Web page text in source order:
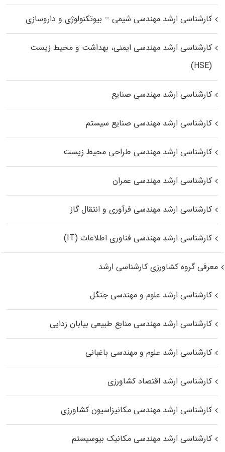
کارشناسی ارشد مهندسی شیمی – بیوتکنولوژی و داروسازی
کارشناسی ارشد مهندسی ایمنی، بهداشت و محیط زیست
(HSE)
کارشناسی ارشد مهندسی صنایع
کارشناسی ارشد مهندسی صنایع سیستم
کارشناسی ارشد مهندسی طراحی محیط زیست
کارشناسی ارشد مهندسی عمران
کارشناسی ارشد مهندسی فرآوری و انتقال گاز
کارشناسی ارشد مهندسی فناوری اطلاعات (IT)
معرفی گروه کشاورزی کارشناسی ارشد
کارشناسی ارشد علوم و مهندسی جنگل
کارشناسی ارشد مهندسی منابع طبیعی بیابان زدایی
کارشناسی ارشد علوم و مهندسی باغبانی
کارشناسی ارشد اقتصاد کشاورزی
کارشناسی ارشد مهندسی مکانیزاسیون کشاورزی
کارشناسی ارشد مهندسی مکانیک بیوسیستم